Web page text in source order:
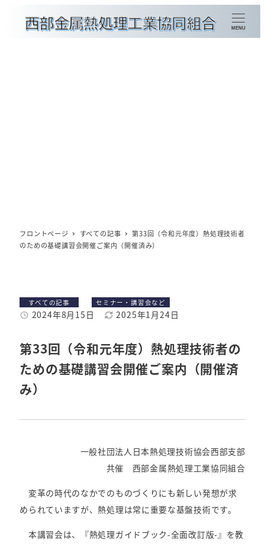
委員会
セミナー・講習会などの開催案内
行事案内
MENU
フロントページ すべての記事
第33回（令和元年度）熱処理技術者
のための基礎講習会開催ご案内（開催済み）
第33回（令和元年度）熱処理技術者の
ための基礎講習会開催ご案内（開催済
み）
投稿日2024年8月15日 更新日2025年1月24日
カテゴリー
すべての記事 カテゴリー
セミナー・講習会など
一般社団法人日本熱処理技術協会西部支部
共催 西部金属熱処理工業協同組合
変革の時代のなかでのものづくりにも新しい発想が求
められていますが、熱処理は常に重要な基盤技術です。
本講習会は、『熱処理ガイドブック-全面改訂版-』を教